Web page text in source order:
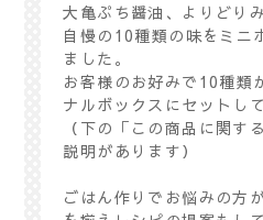
大亀ぷち醤油、よりどりみ
自慢の10種類の味をミニ
ました。
お客様のお好みで10種類
ナルボックスにセットし
（下の「この商品に関す
説明があります）
ごはん作りでお悩みの方